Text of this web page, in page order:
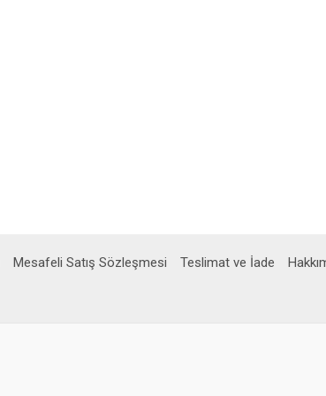
Mesafeli Satış Sözleşmesi Teslimat ve İade